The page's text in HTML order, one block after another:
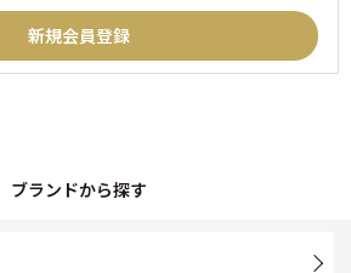
ブランドから探す